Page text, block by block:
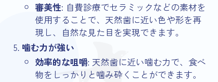
審美性: 自費診療でセラミックなどの素材を
使用することで、天然歯に近い色や形を再
現し、自然な見た目を実現できます。
噛む力が強い
効率的な咀嚼: 天然歯に近い噛む力で、食べ
物をしっかりと噛み砕くことができます。